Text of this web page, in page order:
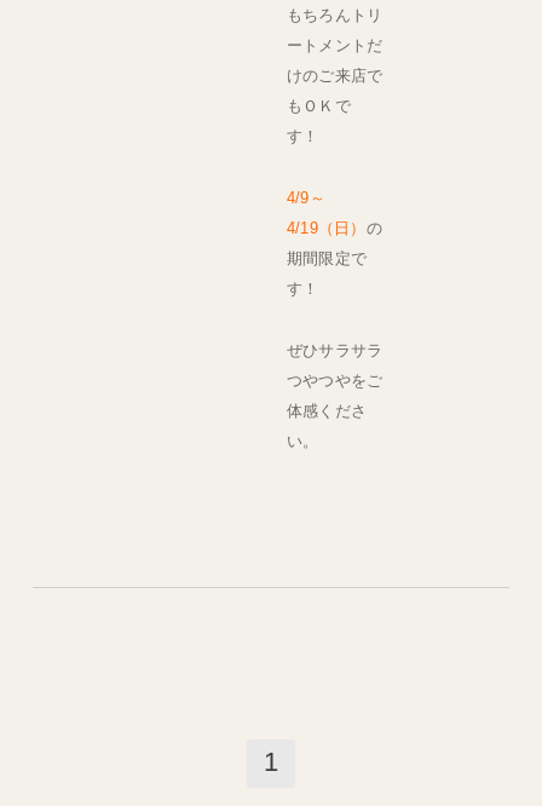
もちろんトリ
ートメントだ
けのご来店で
もＯＫで
す！
4/9～
4/19（日） の
期間限定で
す！
ぜひサラサラ
つやつやをご
体感くださ
い。
1